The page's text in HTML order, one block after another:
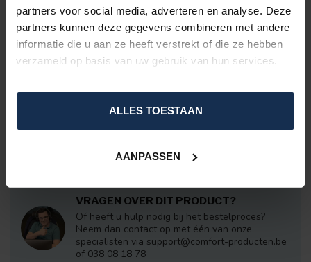
partners voor social media, adverteren en analyse. Deze
partners kunnen deze gegevens combineren met andere
informatie die u aan ze heeft verstrekt of die ze hebben
verzameld op basis van uw gebruik van hun services.
ALLES TOESTAAN
AANPASSEN
BERTSCHAT®
Padded Heated Bodywarmer
Women - Dual Heating | USB
In stock
Padded Heated Bodywarmer -
VRAGEN OVER DIT PRODUCT?
Of heeft u hulp nodig bij het bestelproces?
Neem dan contact op met één van onze
specialisten via support@comfort-producten.be
of 038 08 18 78